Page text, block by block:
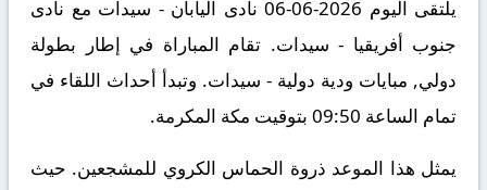
يلتقى اليوم 2026-06-06 نادى اليابان - سيدات مع نادى
جنوب أفريقيا - سيدات. تقام المباراة في إطار بطولة
دولي, مبايات ودية دولية - سيدات. وتبدأ أحداث اللقاء في
تمام الساعة 09:50 بتوقيت مكة المكرمة.
يمثل هذا الموعد ذروة الحماس الكروي للمشجعين. حيث